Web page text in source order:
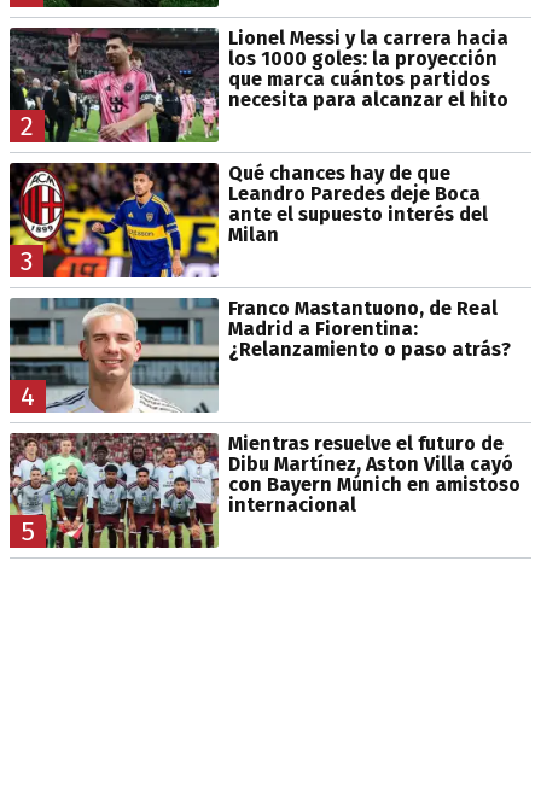
2
Lionel Messi y la carrera hacia
los 1000 goles: la proyección
que marca cuántos partidos
necesita para alcanzar el hito
3
Qué chances hay de que
Leandro Paredes deje Boca
ante el supuesto interés del
Milan
4
Franco Mastantuono, de Real
Madrid a Fiorentina:
¿Relanzamiento o paso atrás?
5
Mientras resuelve el futuro de
Dibu Martínez, Aston Villa cayó
con Bayern Múnich en amistoso
internacional